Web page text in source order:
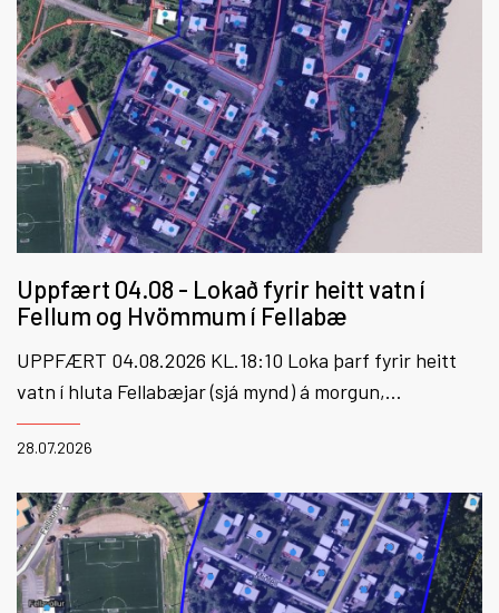
28.07.2026
Uppfært 04.08 - Lokað fyrir heitt vatn í
Fellum og Hvömmum í Fellabæ
UPPFÆRT 04.08.2026 KL.18:10 Loka þarf fyrir heitt
vatn í hluta Fellabæjar (sjá mynd) á morgun,
Miðvikudag, vegna framkvæmda í Lagarfelli. Gert er
ráð fyrir að lokað verði í ca. klukkustund seinnipartinn